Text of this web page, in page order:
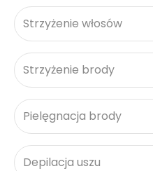
Strzyżenie włosów
Strzyżenie brody
Pielęgnacja brody
Depilacja uszu